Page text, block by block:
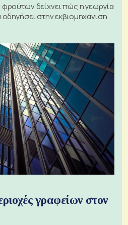
δείχνει πώς η γεωργία
στην εκβιομηχάνιση
γραφείων στον